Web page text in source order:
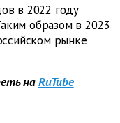
в 2022 году
образом в 2023
рынке
наRuTube